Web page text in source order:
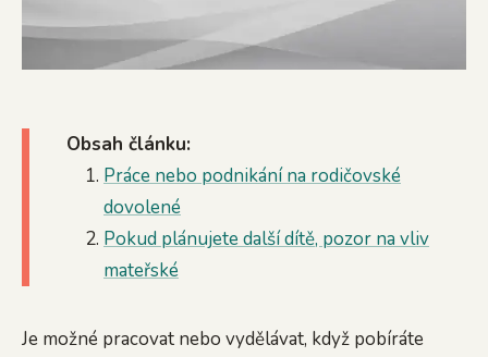
Obsah článku:
Práce nebo podnikání na rodičovské
dovolené
Pokud plánujete další dítě, pozor na vliv
mateřské
Je možné pracovat nebo vydělávat, když pobíráte